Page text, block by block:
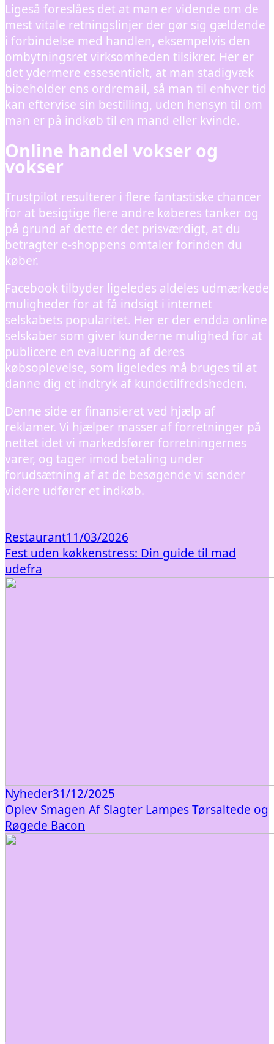
Ligeså foreslåes det at man er vidende om de
mest vitale retningslinjer der gør sig gældende
i forbindelse med handlen, eksempelvis den
ombytningsret virksomheden tilsikrer. Her er
det ydermere essesentielt, at man stadigvæk
bibeholder ens ordremail, så man til enhver tid
kan eftervise sin bestilling, uden hensyn til om
man er på indkøb til en mand eller kvinde.
Online handel vokser og
vokser
Trustpilot resulterer i flere fantastiske chancer
for at besigtige flere andre køberes tanker og
på grund af dette er det prisværdigt, at du
betragter e-shoppens omtaler forinden du
køber.
Facebook tilbyder ligeledes aldeles udmærkede
muligheder for at få indsigt i internet
selskabets popularitet. Her er der endda online
selskaber som giver kunderne mulighed for at
publicere en evaluering af deres
købsoplevelse, som ligeledes må bruges til at
danne dig et indtryk af kundetilfredsheden.
Denne side er finansieret ved hjælp af
reklamer. Vi hjælper masser af forretninger på
nettet idet vi markedsfører forretningernes
varer, og tager imod betaling under
forudsætning af at de besøgende vi sender
videre udfører et indkøb.
Restaurant11/03/2026
Fest uden køkkenstress: Din guide til mad
udefra
Nyheder31/12/2025
Oplev Smagen Af Slagter Lampes Tørsaltede og
Røgede Bacon